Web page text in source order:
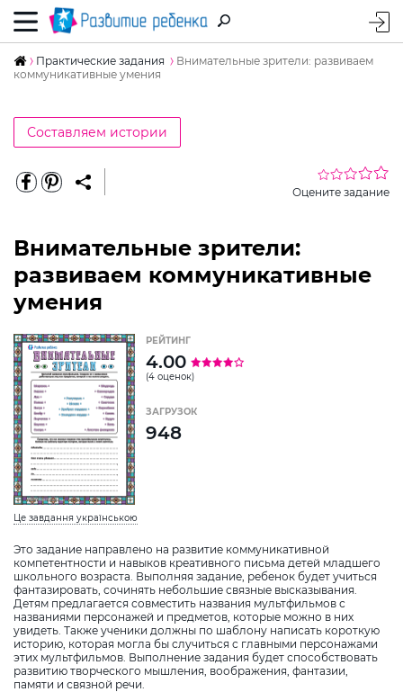
Практические задания
Внимательные зрители: развиваем
коммуникативные умения
Составляем истории
Оцените задание
Внимательные зрители:
развиваем коммуникативные
умения
Це завдання українською
Это задание направлено на развитие коммуникативной
компетентности и навыков креативного письма детей младшего
школьного возраста. Выполняя задание, ребенок будет учиться
фантазировать, сочинять небольшие связные высказывания.
Детям предлагается совместить названия мультфильмов с
названиями персонажей и предметов, которые можно в них
увидеть. Также ученики должны по шаблону написать короткую
историю, которая могла бы случиться с главными персонажами
этих мультфильмов. Выполнение задания будет способствовать
развитию творческого мышления, воображения, фантазии,
памяти и связной речи.
РЕЙТИНГ
4.00
(4 оценок)
ЗАГРУЗОК
948